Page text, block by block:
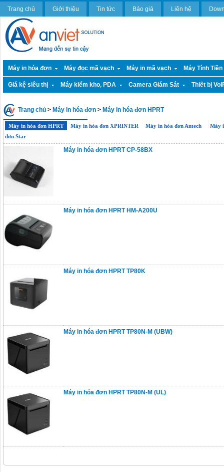
Trang chủ Giới thiệu Tin tức Báo giá Liên hệ
Máy in hóa đơn Máy đọc mã vạch Máy in mã vạch Máy Tính
Giá kệ siêu thị Máy kiểm kho, PDA Camera Giám Sát Thiết bị
Trang chủ > Máy in hóa đơn > Máy in hóa đơn HPRT
Máy in hóa đơn HPRT Máy in hóa đơn XPRINTER Máy in hóa đơn Antech
Máy
đơn Star
Máy in hóa đơn HPRT CP-58BX
Máy in hóa đơn HPRT HM-A200U
Máy in hóa đơn HPRT TP80K
Máy in hóa đơn HPRT TP80N-M (UBW)
Máy in hóa đơn HPRT TP80N-M (UL)